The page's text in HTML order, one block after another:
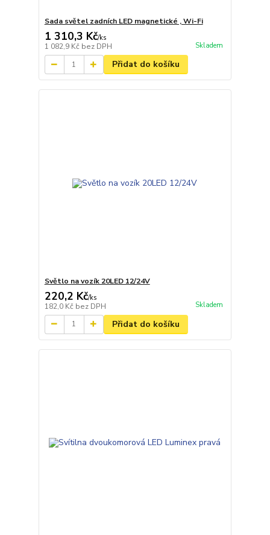
Sada světel zadních LED magnetické , Wi-Fi
1 310,3 Kč/ks
1 082,9 Kč bez DPH Skladem
Přidat do košíku
Světlo na vozík 20LED 12/24V
220,2 Kč/ks
182,0 Kč bez DPH Skladem
Přidat do košíku